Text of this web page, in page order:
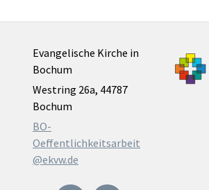
Evangelische Kirche in
Bochum
Westring 26a, 44787
Bochum
BO-
Oeffentlichkeitsarbeit
@ekvw.de